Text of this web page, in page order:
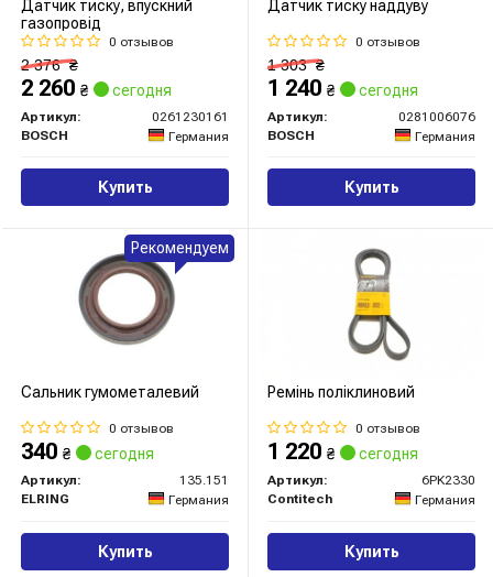
Датчик тиску, впускний
газопровід
0 отзывов
2 376₴
2 260 ₴ сегодня
Артикул:
0261230161
BOSCH
Германия
Купить
Датчик тиску наддуву
0 отзывов
1 303₴
1 240 ₴ сегодня
Артикул:
0281006076
BOSCH
Германия
Купить
Сальник гумометалевий
0 отзывов
340 ₴ сегодня
Артикул:
135.151
ELRING
Германия
Купить
Рекомендуем
Ремінь поліклиновий
0 отзывов
1 220 ₴ сегодня
Артикул:
6PK2330
Contitech
Германия
Купить